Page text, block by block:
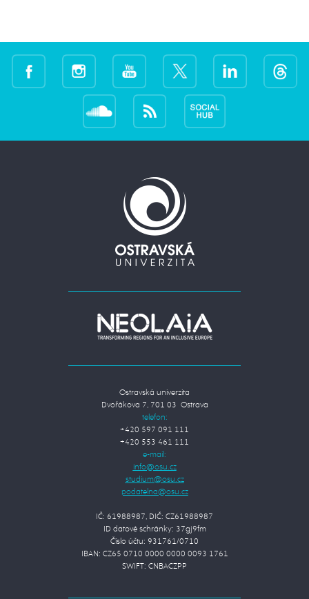
Ostravská univerzita
Dvořákova 7, 701 03 Ostrava
telefon:
+420 597 091 111
+420 553 461 111
e-mail:
IČ: 61988987, DIČ: CZ61988987
ID datové schránky: 37gj9fm
Číslo účtu: 931761/0710
IBAN: CZ65 0710 0000 0000 0093 1761
SWIFT: CNBACZPP